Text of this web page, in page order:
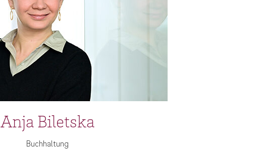
Anja Biletska
Buchhaltung